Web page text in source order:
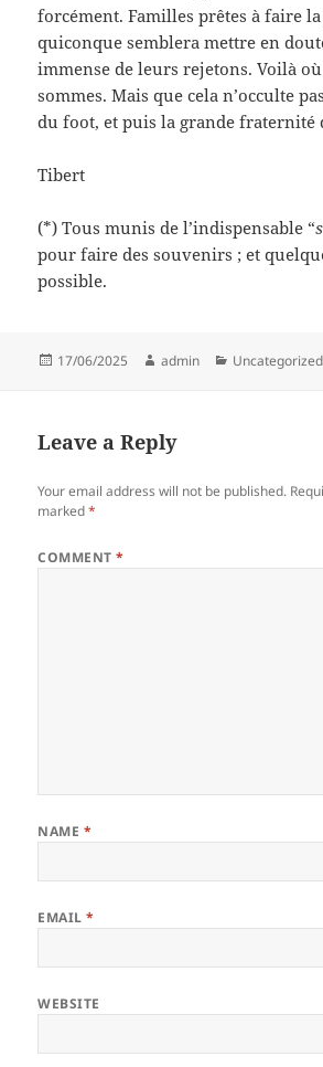
forcément. Familles prêtes à faire la
quiconque semblera mettre en
immense de leurs rejetons. Voilà
sommes. Mais que cela n’occulte
du foot, et puis la grande fraternité
Tibert
(*) Tous munis de l’indispensable “
pour faire des souvenirs ; et
possible.
Posted
17/06/2025 Author
admin Categories
Uncategorized
Leave a Reply
Your email address will not be published.
marked*
COMMENT*
NAME *
EMAIL*
WEBSITE